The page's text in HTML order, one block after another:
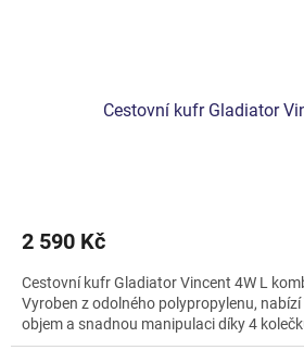
Cestovní kufr Gladiator
2 590 Kč
Cestovní kufr Gladiator Vincent 4W L
Vyroben z odolného polypropylenu,
objem a snadnou manipulaci díky 4